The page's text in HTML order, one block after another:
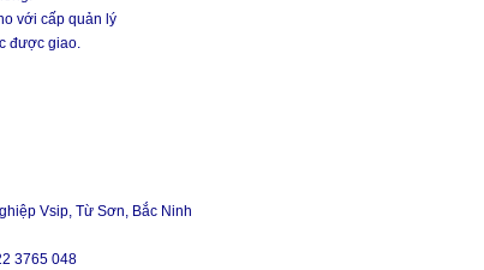
với cấp quản lý
được giao.
Vsip, Từ Sơn, Bắc Ninh
3765 048